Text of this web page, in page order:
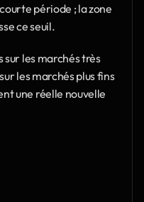
période ; la zone
ce seuil.
sur les marchés très
les marchés plus fins
une réelle nouvelle